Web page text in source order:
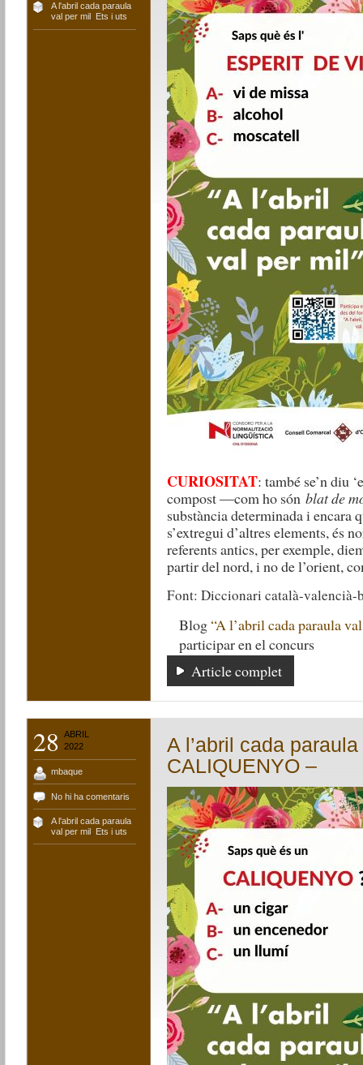
A l'abril cada paraula
val per mil
Ets i uts
CURIOSITAT: també se’n diu
compost —com ho són blat de
substància determinada i encara
s’extregui d’altres elements, és
referents antics, per exemple,
partir del nord, i no de l’orient,
Font: Diccionari català-valencià-
Blog“A l’abril cada paraula
participar en el concurs
Article complet
28
ABRIL
2022
mbaque
No hi ha comentaris
A l'abril cada paraula
val per mil, Ets i uts
A l’abril cada
CALIQUENYO –